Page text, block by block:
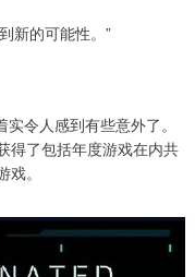
新的可能性。”
令人感到有些意外了。
得了包括年度游戏在内共
。